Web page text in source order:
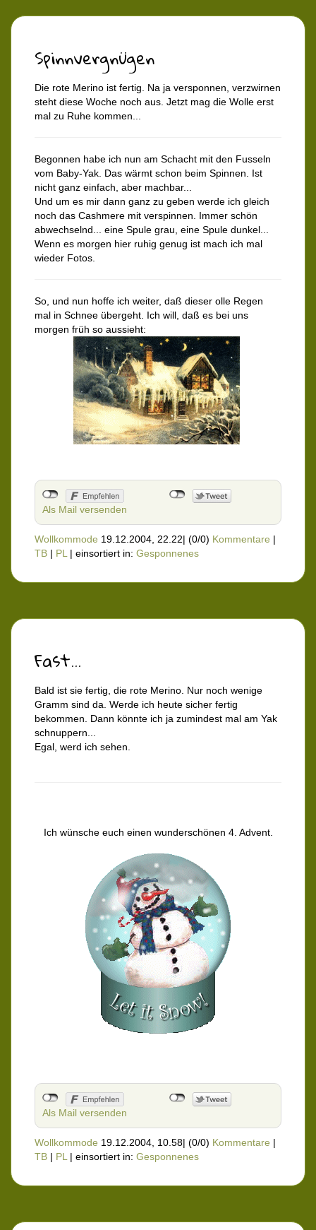
Spinnvergnügen
Die rote Merino ist fertig. Na ja versponnen, verzwirnen
steht diese Woche noch aus. Jetzt mag die Wolle erst
mal zu Ruhe kommen...
Begonnen habe ich nun am Schacht mit den Fusseln
vom Baby-Yak. Das wärmt schon beim Spinnen. Ist
nicht ganz einfach, aber machbar...
Und um es mir dann ganz zu geben werde ich gleich
noch das Cashmere mit verspinnen. Immer schön
abwechselnd... eine Spule grau, eine Spule dunkel...
Wenn es morgen hier ruhig genug ist mach ich mal
wieder Fotos.
So, und nun hoffe ich weiter, daß dieser olle Regen
mal in Schnee übergeht. Ich will, daß es bei uns
morgen früh so aussieht:
Als Mail versenden
Wollkommode 19.12.2004, 22.22| (0/0) Kommentare |
TB | PL| einsortiert in: Gesponnenes
Fast...
Bald ist sie fertig, die rote Merino. Nur noch wenige
Gramm sind da. Werde ich heute sicher fertig
bekommen. Dann könnte ich ja zumindest mal am Yak
schnuppern...
Egal, werd ich sehen.
Ich wünsche euch einen wunderschönen 4. Advent.
Als Mail versenden
Wollkommode 19.12.2004, 10.58| (0/0) Kommentare |
TB | PL| einsortiert in: Gesponnenes